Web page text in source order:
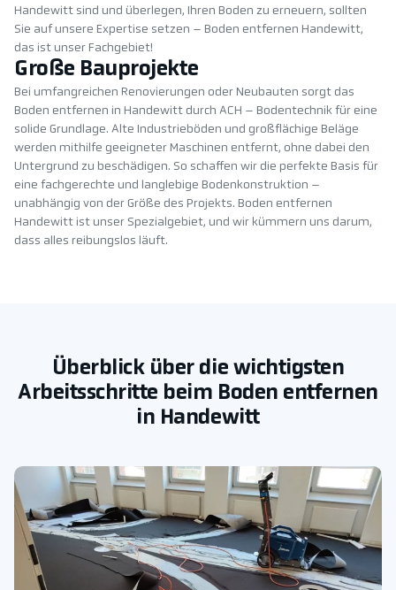
Handewitt sind und überlegen, Ihren Boden zu erneuern, sollten
Sie auf unsere Expertise setzen – Boden entfernen Handewitt,
das ist unser Fachgebiet!
Große Bauprojekte
Bei umfangreichen Renovierungen oder Neubauten sorgt das
Boden entfernen in Handewitt durch ACH – Bodentechnik für eine
solide Grundlage. Alte Industrieböden und großflächige Beläge
werden mithilfe geeigneter Maschinen entfernt, ohne dabei den
Untergrund zu beschädigen. So schaffen wir die perfekte Basis für
eine fachgerechte und langlebige Bodenkonstruktion –
unabhängig von der Größe des Projekts. Boden entfernen
Handewitt ist unser Spezialgebiet, und wir kümmern uns darum,
dass alles reibungslos läuft.
Überblick über die wichtigsten
Arbeitsschritte beim Boden entfernen
in Handewitt